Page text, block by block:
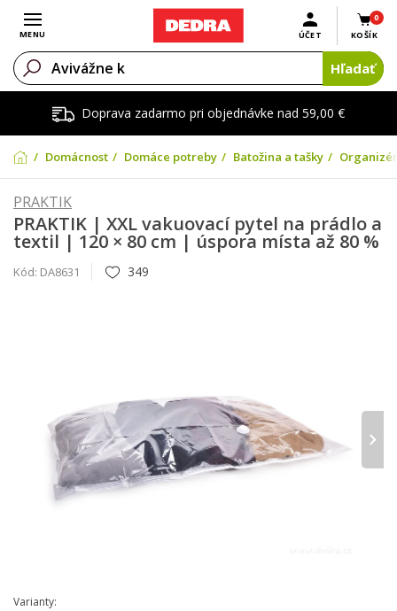
Doprava zadarmo pri objednávke nad 59,00 €
Otvoriť menu
MENU
0
KOŠÍK
ÚČET
Hľadať
Domácnosť Domáce potreby Batožina a tašky
PRAKTIK
PRAKTIK | XXL vakuovací pytel na prádlo a
textil | 120 × 80 cm | úspora místa až 80 %
Kód: DA8631 349
›
Varianty: